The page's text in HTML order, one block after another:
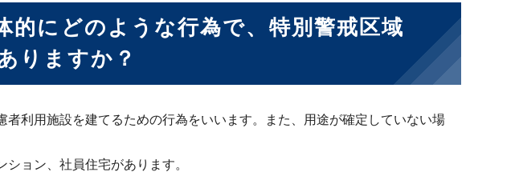
的にどのような行為で、特別警戒区域
りますか？
利用施設を建てるための行為をいいます。また、用途が確定していない場
ョン、社員住宅があります。